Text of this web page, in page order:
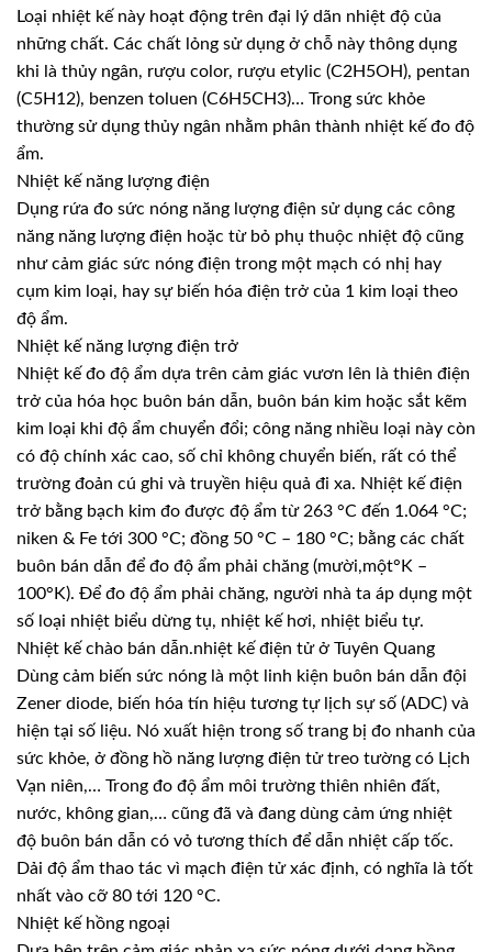
Loại nhiệt kế này hoạt động trên đại lý dãn nhiệt độ của
những chất. Các chất lỏng sử dụng ở chỗ này thông dụng
khi là thủy ngân, rượu color, rượu etylic (C2H5OH), pentan
(C5H12), benzen toluen (C6H5CH3)… Trong sức khỏe
thường sử dụng thủy ngân nhằm phân thành nhiệt kế đo độ
ẩm.
Nhiệt kế năng lượng điện
Dụng rứa đo sức nóng năng lượng điện sử dụng các công
năng năng lượng điện hoặc từ bỏ phụ thuộc nhiệt độ cũng
như cảm giác sức nóng điện trong một mạch có nhị hay
cụm kim loại, hay sự biến hóa điện trở của 1 kim loại theo
độ ẩm.
Nhiệt kế năng lượng điện trở
Nhiệt kế đo độ ẩm dựa trên cảm giác vươn lên là thiên điện
trở của hóa học buôn bán dẫn, buôn bán kim hoặc sắt kẽm
kim loại khi độ ẩm chuyển đổi; công năng nhiều loại này còn
có độ chính xác cao, số chỉ không chuyển biến, rất có thể
trường đoản cú ghi và truyền hiệu quả đi xa. Nhiệt kế điện
trở bằng bạch kim đo được độ ẩm từ 263 °C đến 1.064 °C;
niken & Fe tới 300 °C; đồng 50 °C – 180 °C; bằng các chất
buôn bán dẫn để đo độ ẩm phải chăng (mười,một°K –
100°K). Để đo độ ẩm phải chăng, người nhà ta áp dụng một
số loại nhiệt biểu dừng tụ, nhiệt kế hơi, nhiệt biểu tự.
Nhiệt kế chào bán dẫn.nhiệt kế điện tử ở Tuyên Quang
Dùng cảm biến sức nóng là một linh kiện buôn bán dẫn đội
Zener diode, biến hóa tín hiệu tương tự lịch sự số (ADC) và
hiện tại số liệu. Nó xuất hiện trong số trang bị đo nhanh của
sức khỏe, ở đồng hồ năng lượng điện tử treo tường có Lịch
Vạn niên,… Trong đo độ ẩm môi trường thiên nhiên đất,
nước, không gian,… cũng đã và đang dùng cảm ứng nhiệt
độ buôn bán dẫn có vỏ tương thích để dẫn nhiệt cấp tốc.
Dải độ ẩm thao tác vì mạch điện tử xác định, có nghĩa là tốt
nhất vào cỡ 80 tới 120 °C.
Nhiệt kế hồng ngoại